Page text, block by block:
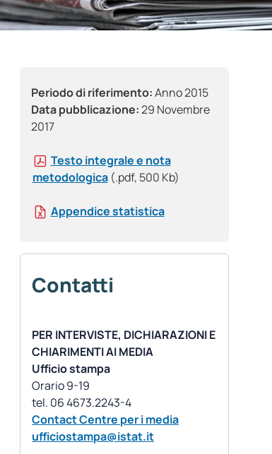
Periodo di riferimento:Anno 2015
Data pubblicazione:29 Novembre
2017
Testo integrale e nota
metodologica (.pdf, 500 Kb)
Appendice statistica
Contatti
PER INTERVISTE, DICHIARAZIONI E
CHIARIMENTI AI MEDIA
Ufficio stampa
Orario 9-19
Contact Centre per i media
ufficiostampa@istat.it